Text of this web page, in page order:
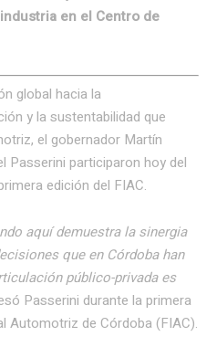
en el Centro de
global hacia la
y la sustentabilidad que
el gobernador Martín
Passerini participaron hoy del
edición del FIAC.
aquí demuestra la sinergia
que en Córdoba han
público-privada es
Passerini durante la primera
Automotriz de Córdoba (FIAC).